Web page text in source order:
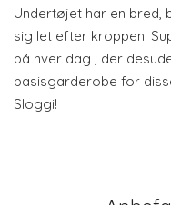
Undertøjet har en bred,
sig let efter kroppen.
på hver dag , der
basisgarderobe for
Sloggi!